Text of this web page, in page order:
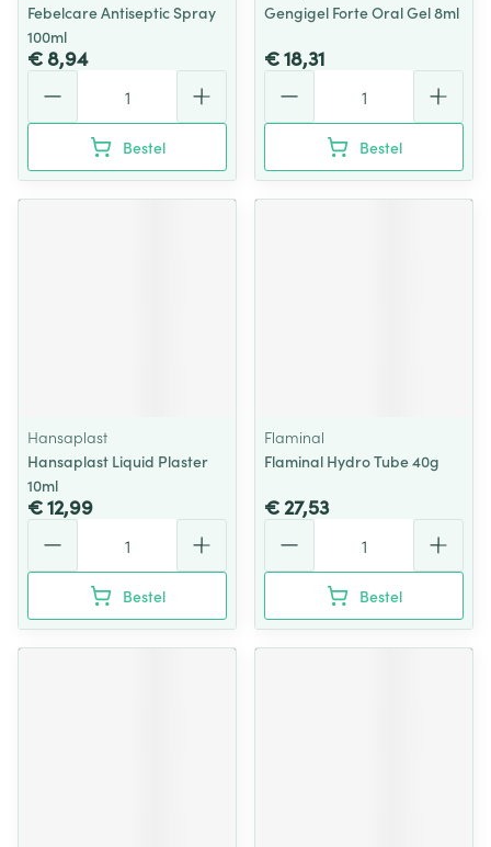
Febelcare Antiseptic Spray
100ml
€ 8,94
Bestel
Gengigel Forte Oral Gel 8ml
€ 18,31
Bestel
Hansaplast
Hansaplast Liquid Plaster
10ml
€ 12,99
Bestel
Flaminal
Flaminal Hydro Tube 40g
€ 27,53
Bestel